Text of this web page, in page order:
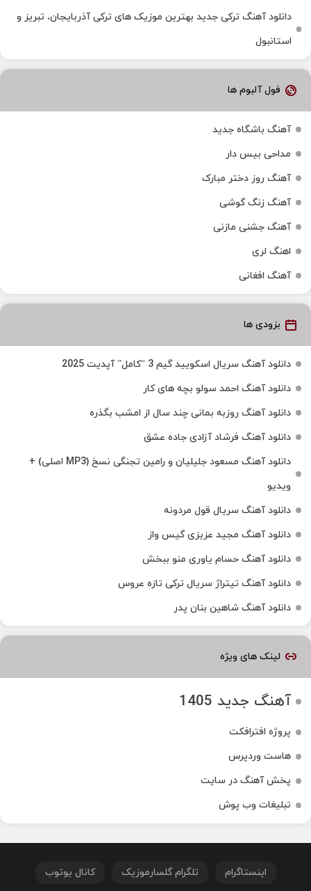
دانلود آهنگ ترکی جدید بهترین موزیک‌ های ترکی آذربایجان، تبریز و
استانبول
فول آلبوم ها
آهنگ باشگاه جدید
مداحی بیس دار
آهنگ روز دختر مبارک
آهنگ زنگ گوشی
آهنگ جشنی مازنی
اهنگ لری
آهنگ افغانی
بزودی ها
دانلود آهنگ سریال اسکویید گیم 3 “کامل” آپدیت 2025
دانلود آهنگ احمد سولو بچه های کار
دانلود آهنگ روزبه بمانی چند سال از امشب بگذره
دانلود آهنگ فرشاد آزادی جاده عشق
دانلود آهنگ مسعود جلیلیان و رامین تجنگی نسخ (MP3 اصلی) +
ویدیو
دانلود آهنگ سریال قول مردونه
دانلود آهنگ مجید عزیزی گیس واز
دانلود آهنگ حسام یاوری منو ببخش
دانلود آهنگ تیتراژ سریال ترکی تازه عروس
دانلود آهنگ شاهین بنان پدر
لینک های ویژه
آهنگ جدید 1405
پروژه افترافکت
هاست وردپرس
پخش آهنگ در سایت
تبلیغات وب پوش
اینستاگرام تلگرام گلسارموزیک کانال یوتوب